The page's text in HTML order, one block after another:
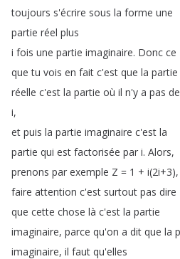
toujours s'écrire sous la forme une
partie réel plus
i fois une partie imaginaire. Donc ce
que tu vois en fait c'est que la partie
réelle c'est la partie où il n'y a pas de
i,
et puis la partie imaginaire c'est la
partie qui est factorisée par i. Alors,
prenons par exemple Z = 1 + i(2i+3),
faire attention c'est surtout pas dire
que cette chose là c'est la partie
imaginaire, parce qu'on a dit que la
imaginaire, il faut qu'elles